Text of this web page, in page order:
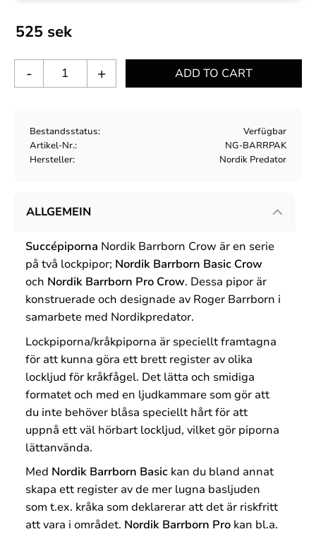
525 sek
+
-
Bestandsstatus
Verfügbar
Artikel-Nr.
NG-BARRPAK
Hersteller
Nordik Predator
ALLGEMEIN
Succépiporna Nordik Barrborn Crow är en serie
på två lockpipor; Nordik Barrborn Basic Crow
och Nordik Barrborn Pro Crow. Dessa pipor är
konstruerade och designade av Roger Barrborn i
samarbete med Nordikpredator.
Lockpiporna/kråkpiporna är speciellt framtagna
för att kunna göra ett brett register av olika
lockljud för kråkfågel. Det lätta och smidiga
formatet och med en ljudkammare som gör att
du inte behöver blåsa speciellt hårt för att
uppnå ett väl hörbart lockljud, vilket gör piporna
lättanvända.
Med Nordik Barrborn Basic kan du bland annat
skapa ett register av de mer lugna basljuden
som t.ex. kråka som deklarerar att det är riskfritt
att vara i området. Nordik Barrborn Pro kan bl.a.